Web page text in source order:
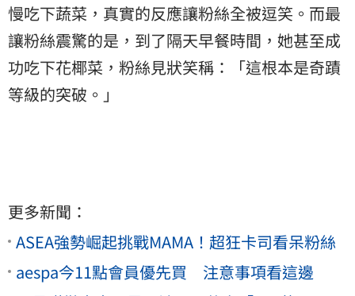
慢吃下蔬菜，真實的反應讓粉絲全被逗笑。而最
讓粉絲震驚的是，到了隔天早餐時間，她甚至成
功吃下花椰菜，粉絲見狀笑稱：「這根本是奇蹟
等級的突破。」
更多新聞：
ASEA強勢崛起挑戰MAMA！超狂卡司看呆粉絲
aespa今11點會員優先買 注意事項看這邊